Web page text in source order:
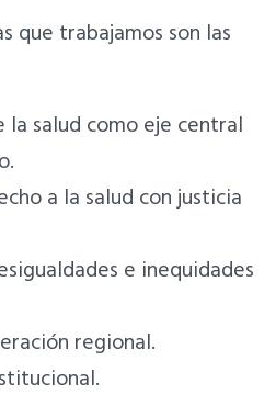
que trabajamos son las
la salud como eje central
a la salud con justicia
e inequidades
regional.